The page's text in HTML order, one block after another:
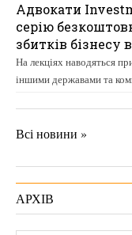
Адвокати
серію
збитків бізнесу
На лекціях наводяться
іншими державами та
Всі новини »
АРХІВ